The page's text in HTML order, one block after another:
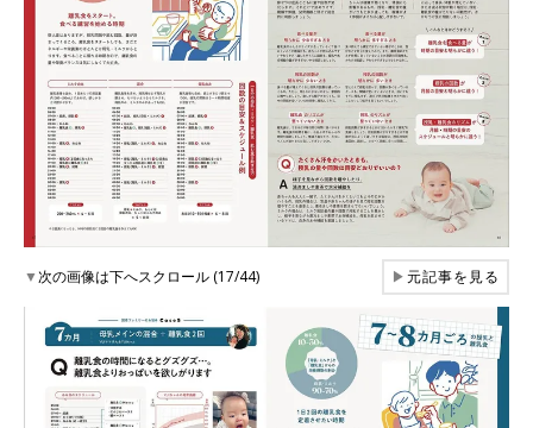
▼次の画像は下へスクロール (17/44) ▶元記事を見る